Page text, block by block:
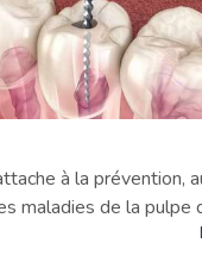
à la prévention,
maladies de la pulpe